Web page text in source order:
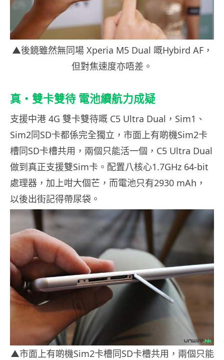
▲後鏡雖然無同場 Xperia M5 Dual 嘅Hybird AF，
但對焦速度亦唔差。
真・雙卡雙待 電池續航力成疑
支援中港 4G 雙卡雙待嘅 C5 Ultra Dual，Sim1、
Sim2同SD卡都係完全獨立，市面上有啲機Sim2卡
槽同SD卡槽共用，兩個只能活一個，C5 Ultra Dual
做到真正支援雙Sim卡。配置八核心1.7GHz 64-bit
處理器，加上咁大個芒，而電池只有2930 mAh，
以後出街記得帶尿袋。
▲市面上有啲機Sim2卡槽同SD卡槽共用，兩個只能